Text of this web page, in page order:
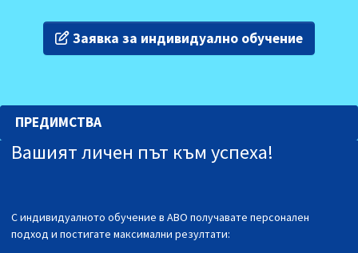
Заявка за индивидуално обучение
ПРЕДИМСТВА
Вашият личен път към успеха!
С индивидуалното обучение в АВО получавате персонален
подход и постигате максимални резултати: